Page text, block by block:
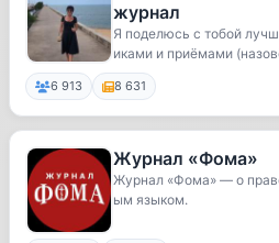
журнал
Я поделюсь с тобой
иками и приёмами
ы...
6 913 8 631
Журнал «Фома»
Журнал «Фома» — о
ым языком.